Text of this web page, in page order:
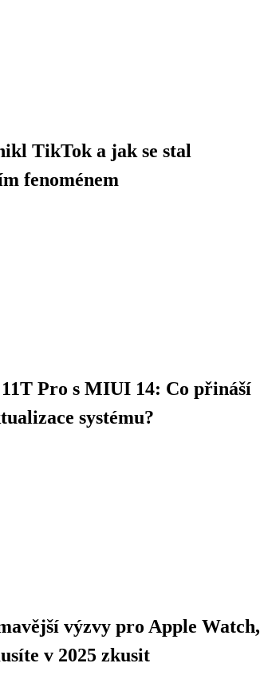
TikTok a jak se stal
fenoménem
Pro s MIUI 14: Co přináší
systému?
výzvy pro Apple Watch,
v 2025 zkusit